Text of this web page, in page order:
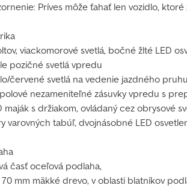
Príves môže ťahať len vozidlo,
viackomorové svetlá, bočné žlté LED
pozičné svetlá vpredu
červené svetlá na vedenie jazdného
nezameniteľné zásuvky vpredu s
maják s držiakom, ovládaný cez obrysové
varovných tabúľ, dvojnásobné LED
časť oceľová podlaha,
mm mäkké drevo, v oblasti blatníkov